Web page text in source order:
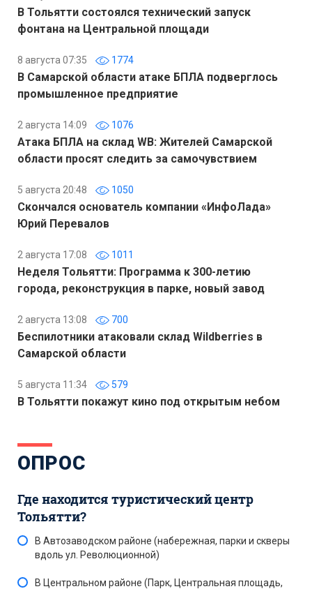
В Тольятти состоялся технический запуск
фонтана на Центральной площади
8 августа 07:35 1774
В Самарской области атаке БПЛА подверглось
промышленное предприятие
2 августа 14:09 1076
Атака БПЛА на склад WB: Жителей Самарской
области просят следить за самочувствием
5 августа 20:48 1050
Скончался основатель компании «ИнфоЛада»
Юрий Перевалов
2 августа 17:08 1011
Неделя Тольятти: Программа к 300-летию
города, реконструкция в парке, новый завод
2 августа 13:08 700
Беспилотники атаковали склад Wildberries в
Самарской области
5 августа 11:34 579
В Тольятти покажут кино под открытым небом
ОПРОС
Где находится туристический центр
Тольятти?
В Автозаводском районе (набережная, парки и скверы
вдоль ул. Революционной)
В Центральном районе (Парк, Центральная площадь,